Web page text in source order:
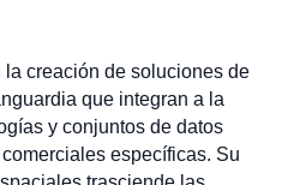
creación de soluciones de
que integran a la
y conjuntos de datos
específicas. Su